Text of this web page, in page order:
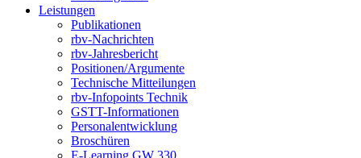
Leistungen
Publikationen
rbv-Nachrichten
rbv-Jahresbericht
Positionen/Argumente
Technische Mitteilungen
rbv-Infopoints Technik
GSTT-Informationen
Personalentwicklung
Broschüren
E-Learning GW 330